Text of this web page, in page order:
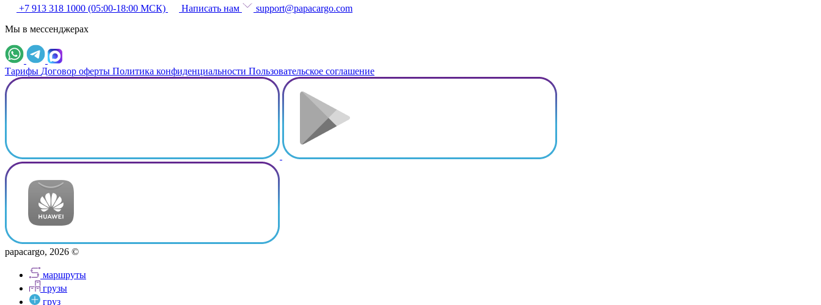
+7 913 318 1000 (05:00-18:00 МСК)
Написать нам
support@papacargo.com
Мы в мессенджерах
Тарифы Договор оферты Политика конфиденциальности Пользовательское соглашение
papacargo, 2026 ©
маршруты
грузы
груз